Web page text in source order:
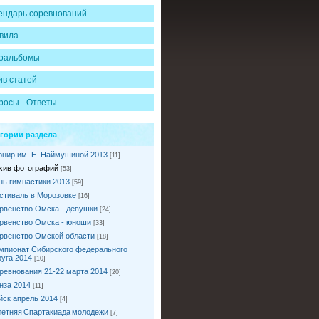
соревнований
статей
- Ответы
раздела
им. Е. Наймушиной 2013 [11]
фотографий [53]
гимнастики 2013 [59]
в Морозовке [16]
Омска - девушки [24]
Омска - юноши [33]
Омской области [18]
Сибирского федерального
2014 [10]
21-22 марта 2014 [20]
2014 [11]
апрель 2014 [4]
Спартакиада молодежи [7]